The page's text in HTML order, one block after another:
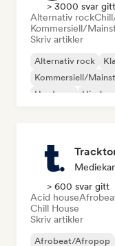
> 3000 svar gitt
Alternativ rock
Kommersiell/
Skriv artikler
Alternativ rock
Kommersiell/
Hardcore
Hip-hop
> 600 svar gitt
Acid house
Chill House
Skriv artikler
Afrobeat/Afropop